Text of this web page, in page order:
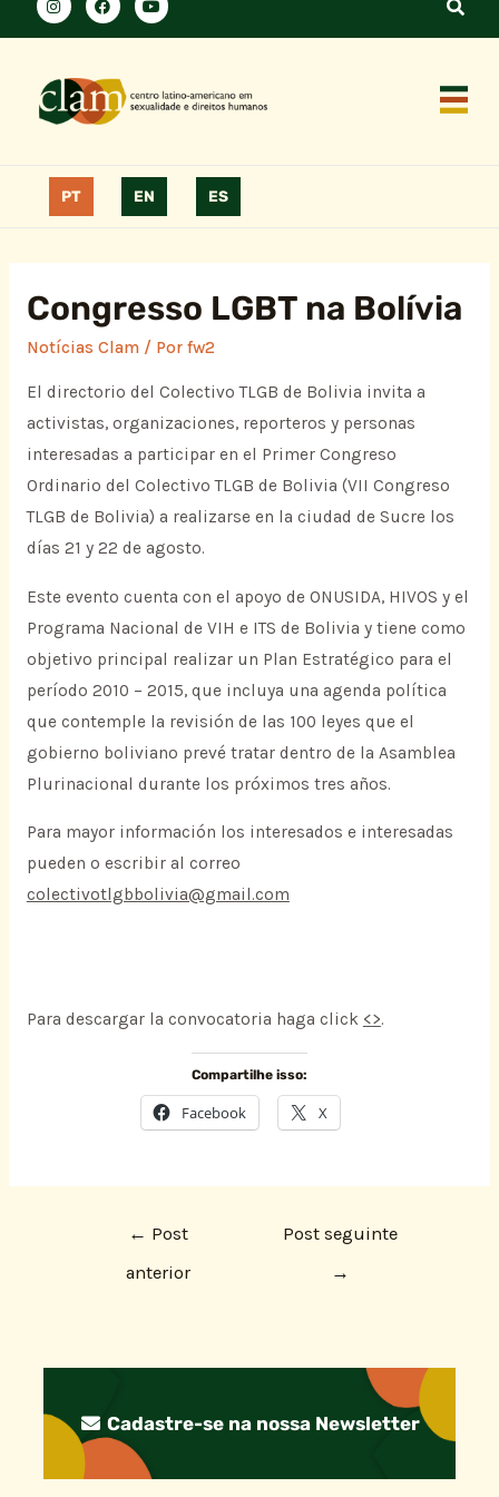
PT EN ES
Congresso LGBT na Bolívia
Notícias Clam/ Por fw2
El directorio del Colectivo TLGB de Bolivia invita a
activistas, organizaciones, reporteros y personas
interesadas a participar en el Primer Congreso
Ordinario del Colectivo TLGB de Bolivia (VII Congreso
TLGB de Bolivia) a realizarse en la ciudad de Sucre los
días 21 y 22 de agosto.
Este evento cuenta con el apoyo de ONUSIDA, HIVOS y el
Programa Nacional de VIH e ITS de Bolivia y tiene como
objetivo principal realizar un Plan Estratégico para el
período 2010 – 2015, que incluya una agenda política
que contemple la revisión de las 100 leyes que el
gobierno boliviano prevé tratar dentro de la Asamblea
Plurinacional durante los próximos tres años.
Para mayor información los interesados e interesadas
pueden o escribir al correo
colectivotlgbbolivia@gmail.com
Para descargar la convocatoria haga click <>.
Compartilhe isso:
Facebook X
← Post
anterior
Post seguinte
→
Cadastre-se na nossa Newsletter